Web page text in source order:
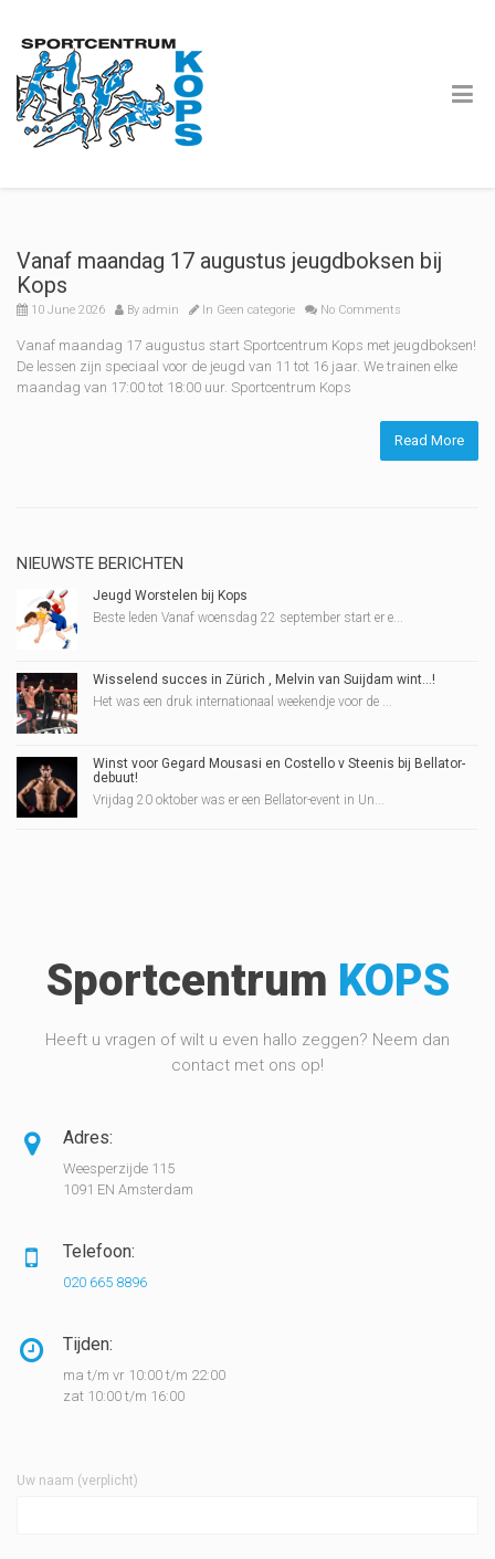
Vanaf maandag 17 augustus jeugdboksen bij
Kops
10 June 2026 By admin In Geen categorie No Comments
Vanaf maandag 17 augustus start Sportcentrum Kops met jeugdboksen!
De lessen zijn speciaal voor de jeugd van 11 tot 16 jaar. We trainen elke
maandag van 17:00 tot 18:00 uur. Sportcentrum Kops
Read More
NIEUWSTE BERICHTEN
Jeugd Worstelen bij Kops
Beste leden Vanaf woensdag 22 september start er e...
Wisselend succes in Zürich , Melvin van Suijdam wint…!
Het was een druk internationaal weekendje voor de ...
Winst voor Gegard Mousasi en Costello v Steenis bij Bellator-
debuut!
Vrijdag 20 oktober was er een Bellator-event in Un...
Sportcentrum KOPS
Heeft u vragen of wilt u even hallo zeggen? Neem dan
contact met ons op!
Adres:
Weesperzijde 115
1091 EN Amsterdam
Telefoon:
020 665 8896
Tijden:
ma t/m vr 10:00 t/m 22:00
zat 10:00 t/m 16:00
Uw naam (verplicht)